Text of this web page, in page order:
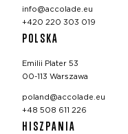
info@accolade.eu
+420 220 303 019
POLSKA
Emilii Plater 53
00-113 Warszawa
poland@accolade.eu
+48 508 611 226
HISZPANIA